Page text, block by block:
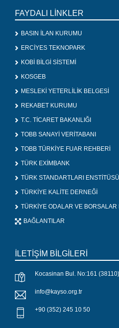
FAYDALI LİNKLER
BASIN İLAN KURUMU
ERCİYES TEKNOPARK
KOBİ BİLGİ SİSTEMİ
KOSGEB
MESLEKİ YETERLİLİK BELGESİ
REKABET KURUMU
T.C. TİCARET BAKANLIĞI
TOBB SANAYİ VERİTABANI
TOBB TÜRKİYE FUAR REHBERİ
TÜRK EXİMBANK
TÜRK STANDARTLARI ENSTİTÜSÜ
TÜRKİYE KALİTE DERNEĞİ
TÜRKİYE ODALAR VE BORSALAR
BAĞLANTILAR
İLETİŞİM BİLGİLERİ
Kocasinan Bul. No:161
info@kayso.org.tr
+90 (352) 245 10 50